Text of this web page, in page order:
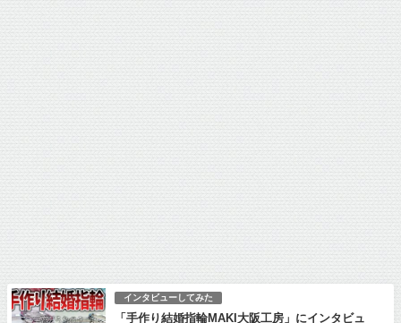
インタビューしてみた
「手作り結婚指輪MAKI大阪工房」にインタビュ